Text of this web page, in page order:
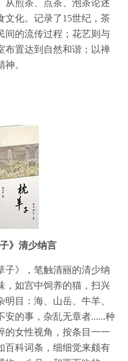
从煎茶、点茶、泡茶论述
文化。记录了15世纪，茶
间的流传过程；花艺则与
布置达到自然和谐；以禅
。
》清少纳言
子》，笔触清丽的清少纳
，如宫中饲养的猫，扫兴
目：海、山岳、牛羊、
的事，杂乱无章者......种
的女性视角，按条目一一
百科词条，细细觉来颇有